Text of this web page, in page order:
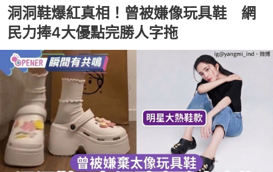
洞洞鞋爆紅真相！曾被嫌像玩具鞋 網
民力捧4大優點完勝人字拖